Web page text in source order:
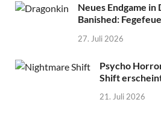
Neues Endgame in
Banished:
27. Juli 2026
Psycho
Shift
21. Juli 2026